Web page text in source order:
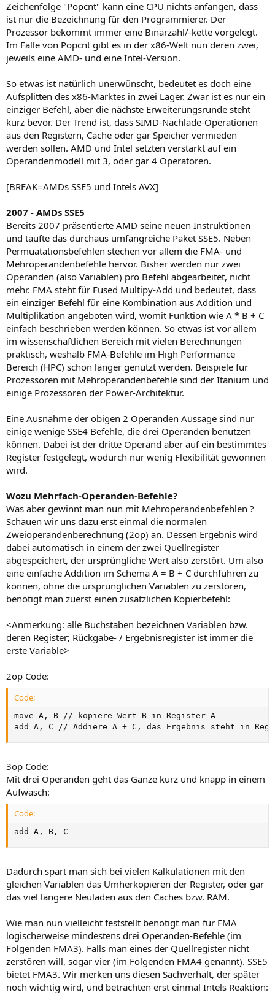
Zeichenfolge "Popcnt" kann eine CPU nichts anfangen, dass
ist nur die Bezeichnung für den Programmierer. Der
Prozessor bekommt immer eine Binärzahl/-kette vorgelegt.
Im Falle von Popcnt gibt es in der x86-Welt nun deren zwei,
jeweils eine AMD- und eine Intel-Version.
So etwas ist natürlich unerwünscht, bedeutet es doch eine
Aufsplitten des x86-Marktes in zwei Lager. Zwar ist es nur ein
einziger Befehl, aber die nächste Erweiterungsrunde steht
kurz bevor. Der Trend ist, dass SIMD-Nachlade-Operationen
aus den Registern, Cache oder gar Speicher vermieden
werden sollen. AMD und Intel setzten verstärkt auf ein
Operandenmodell mit 3, oder gar 4 Operatoren.
[BREAK=AMDs SSE5 und Intels AVX]
2007 - AMDs SSE5
Bereits 2007 präsentierte AMD seine neuen Instruktionen
und taufte das durchaus umfangreiche Paket SSE5. Neben
Permuatationsbefehlen stechen vor allem die FMA- und
Mehroperandenbefehle hervor. Bisher werden nur zwei
Operanden (also Variablen) pro Befehl abgearbeitet, nicht
mehr. FMA steht für Fused Multipy-Add und bedeutet, dass
ein einziger Befehl für eine Kombination aus Addition und
Multiplikation angeboten wird, womit Funktion wie A * B + C
einfach beschrieben werden können. So etwas ist vor allem
im wissenschaftlichen Bereich mit vielen Berechnungen
praktisch, weshalb FMA-Befehle im High Performance
Bereich (HPC) schon länger genutzt werden. Beispiele für
Prozessoren mit Mehroperandenbefehle sind der Itanium und
einige Prozessoren der Power-Architektur.
Eine Ausnahme der obigen 2 Operanden Aussage sind nur
einige wenige SSE4 Befehle, die drei Operanden benutzen
können. Dabei ist der dritte Operand aber auf ein bestimmtes
Register festgelegt, wodurch nur wenig Flexibilität gewonnen
wird.
Wozu Mehrfach-Operanden-Befehle?
Was aber gewinnt man nun mit Mehroperandenbefehlen ?
Schauen wir uns dazu erst einmal die normalen
Zweioperandenberechnung (2op) an. Dessen Ergebnis wird
dabei automatisch in einem der zwei Quellregister
abgespeichert, der ursprüngliche Wert also zerstört. Um also
eine einfache Addition im Schema A = B + C durchführen zu
können, ohne die ursprünglichen Variablen zu zerstören,
benötigt man zuerst einen zusätzlichen Kopierbefehl:
<Anmerkung: alle Buchstaben bezeichnen Variablen bzw.
deren Register; Rückgabe- / Ergebnisregister ist immer die
erste Variable>
2op Code:
Code:
move A, B // kopiere Wert B in Register A
add A, C // Addiere A + C, das Ergebnis steht in
3op Code:
Mit drei Operanden geht das Ganze kurz und knapp in einem
Aufwasch:
Code:
add A, B, C
Dadurch spart man sich bei vielen Kalkulationen mit den
gleichen Variablen das Umherkopieren der Register, oder gar
das viel längere Neuladen aus den Caches bzw. RAM.
Wie man nun vielleicht feststellt benötigt man für FMA
logischerweise mindestens drei Operanden-Befehle (im
Folgenden FMA3). Falls man eines der Quellregister nicht
zerstören will, sogar vier (im Folgenden FMA4 genannt). SSE5
bietet FMA3. Wir merken uns diesen Sachverhalt, der später
noch wichtig wird, und betrachten erst einmal Intels Reaktion: